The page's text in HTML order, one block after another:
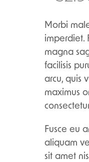
Morbi
imperdiet.
magna
facilisis
arcu, quis
maximus
Fusce eu
aliquam
sit amet